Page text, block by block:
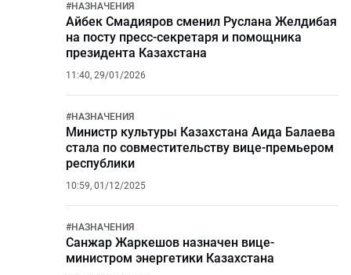
#НАЗНАЧЕНИЯ
Айбек Смадияров сменил Руслана Желдибая
на посту пресс-секретаря и помощника
президента Казахстана
11:40, 29/01/2026
#НАЗНАЧЕНИЯ
Министр культуры Казахстана Аида Балаева
стала по совместительству вице-премьером
республики
10:59, 01/12/2025
#НАЗНАЧЕНИЯ
Санжар Жаркешов назначен вице-
министром энергетики Казахстана